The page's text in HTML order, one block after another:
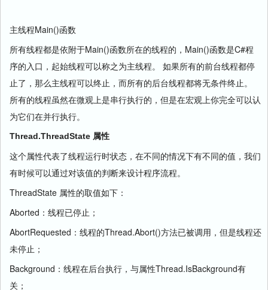
主线程Main()函数
所有线程都是依附于Main()函数所在的线程的，Main()函数是C#程
序的入口，起始线程可以称之为主线程。 如果所有的前台线程都停
止了，那么主线程可以终止，而所有的后台线程都将无条件终止。
所有的线程虽然在微观上是串行执行的，但是在宏观上你完全可以认
为它们在并行执行。
Thread.ThreadState 属性
这个属性代表了线程运行时状态，在不同的情况下有不同的值，我们
有时候可以通过对该值的判断来设计程序流程。
ThreadState 属性的取值如下：
Aborted：线程已停止；
AbortRequested：线程的Thread.Abort()方法已被调用，但是线程还
未停止；
Background：线程在后台执行，与属性Thread.IsBackground有
关；